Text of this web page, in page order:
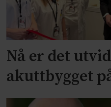
Nå er det
akuttbygget